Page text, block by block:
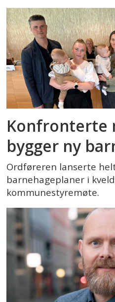
Konfronterte
bygger ny
Ordføreren lanserte
barnehageplaner i
kommunestyremøte.